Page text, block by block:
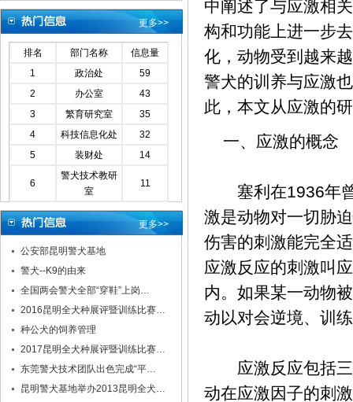
更多>>
排名 部门名称
信息量
1
政治处
59
2
办公室
43
3
繁育研究室
35
4
科技信息化处
32
5
装财处 14
6
警犬技术教研
室
11
更多>>
公安部昆明警犬基地
警犬--K9的由来
全国两会警犬全部“穿鞋”上岗…
2016昆明全犬种展评暨训练比赛…
种公犬的饲养管理
2017昆明全犬种展评暨训练比赛…
东莞警犬技术团队出色完成“平…
昆明警犬基地举办2013昆明全犬…
中阐述了与应激相
构和功能上进一步
化，动物受到越来
警犬的训养与应激
此，本文从应激的
一、应激的概念
塞利在1936年曾
激是动物对一切胁
伤害的刺激能完全
应激反应的刺激叫
内。如果某一动物
动以对会逆境、训
应激反应包括三
动在应激因子的刺